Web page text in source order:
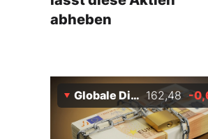
abheben
Globale Dividenden-Stars Index 162,48 -